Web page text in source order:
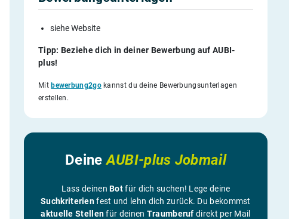
siehe Website
Tipp: Beziehe dich in deiner Bewerbung auf AUBI-
plus!
Mitbewerbung2gokannst du deine Bewerbungsunterlagen
erstellen.
DeineAUBI-plus Jobmail
Lass deinenBotfür dich suchen! Lege deine
Suchkriterienfest und lehn dich zurück. Du bekommst
aktuelle Stellenfür deinen Traumberuf direkt per Mail